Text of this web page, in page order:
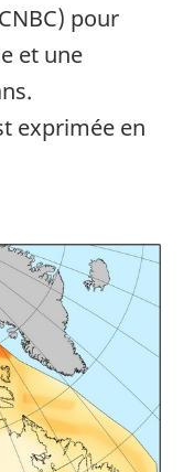
pour
et une
exprimée en